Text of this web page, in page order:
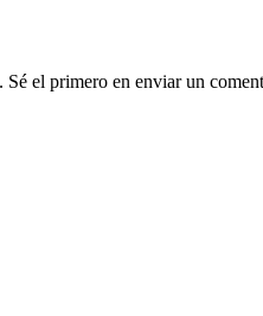
el primero en enviar un